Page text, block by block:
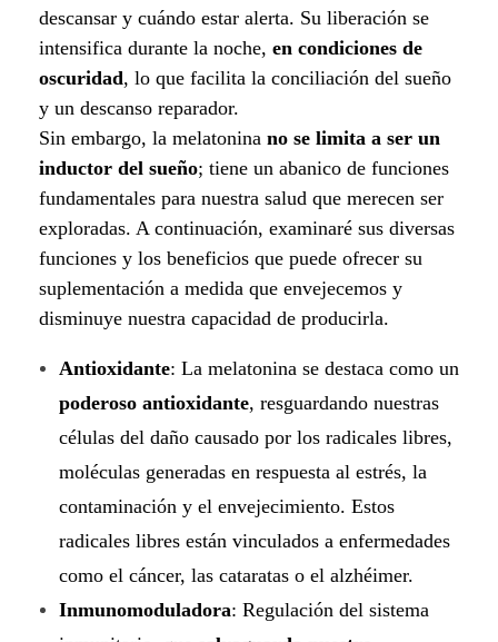
t
o
n
i
n
a
:
descansar y cuándo estar alerta. Su liberación se
intensifica durante la noche, en condiciones de
oscuridad, lo que facilita la conciliación del sueño
y un descanso reparador.
Sin embargo, la melatonina no se limita a ser un
inductor del sueño; tiene un abanico de funciones
fundamentales para nuestra salud que merecen ser
exploradas. A continuación, examinaré sus diversas
funciones y los beneficios que puede ofrecer su
suplementación a medida que envejecemos y
disminuye nuestra capacidad de producirla.
Antioxidante: La melatonina se destaca como un
poderoso antioxidante, resguardando nuestras
células del daño causado por los radicales libres,
moléculas generadas en respuesta al estrés, la
contaminación y el envejecimiento. Estos
radicales libres están vinculados a enfermedades
como el cáncer, las cataratas o el alzhéimer.
Inmunomoduladora: Regulación del sistema